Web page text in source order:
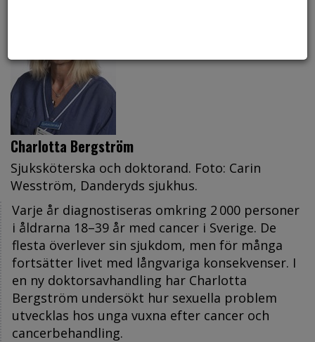
Charlotta Bergström
Sjuksköterska och doktorand. Foto: Carin
Wesström, Danderyds sjukhus.
Varje år diagnostiseras omkring 2 000 personer
i åldrarna 18–39 år med cancer i Sverige. De
flesta överlever sin sjukdom, men för många
fortsätter livet med långvariga konsekvenser. I
en ny doktorsavhandling har Charlotta
Bergström undersökt hur sexuella problem
utvecklas hos unga vuxna efter cancer och
cancerbehandling.